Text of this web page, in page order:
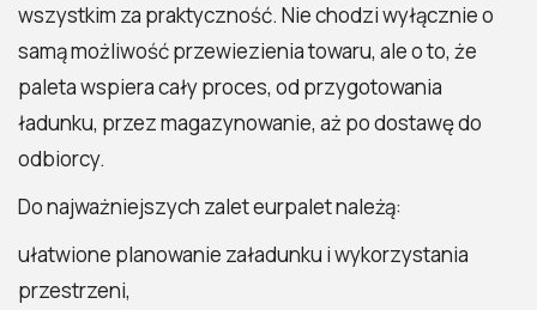
wszystkim za praktyczność. Nie chodzi wyłącznie o
samą możliwość przewiezienia towaru, ale o to, że
paleta wspiera cały proces, od przygotowania
ładunku, przez magazynowanie, aż po dostawę do
odbiorcy.
Do najważniejszych zalet eurpalet należą:
ułatwione planowanie załadunku i wykorzystania
przestrzeni,